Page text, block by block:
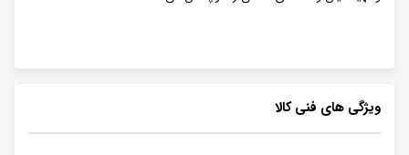
ویژگی های فنی کالا